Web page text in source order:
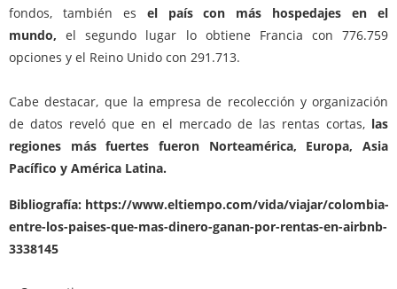
fondos, también es el país con más hospedajes en el
mundo,el segundo lugar lo obtiene Francia con 776.759
opciones y el Reino Unido con 291.713.
Cabe destacar, que la empresa de recolección y organización
de datos reveló que en el mercado de las rentas cortas, las
regiones más fuertes fueron Norteamérica, Europa, Asia
Pacífico y América Latina.
Bibliografía: https://www.eltiempo.com/vida/viajar/colombia-
entre-los-paises-que-mas-dinero-ganan-por-rentas-en-airbnb-
3338145